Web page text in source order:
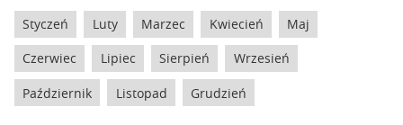
Styczeń Luty Marzec Kwiecień Maj
Czerwiec Lipiec Sierpień Wrzesień
Październik Listopad Grudzień